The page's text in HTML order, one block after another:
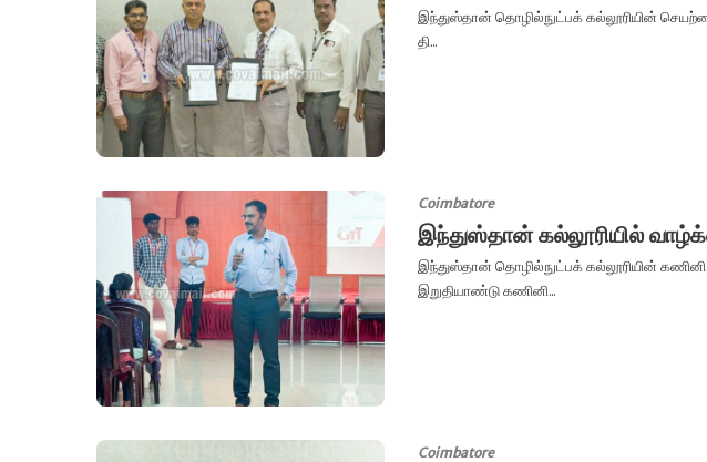
இந்துஸ்தான் தொழில்நுட்பக் கல்லூரியின்
தி...
Coimbatore
இந்துஸ்தான் கல்லூரியில்
இந்துஸ்தான் தொழில்நுட்பக் கல்லூரியின் கணினி
இறுதியாண்டு கணினி...
Coimbatore